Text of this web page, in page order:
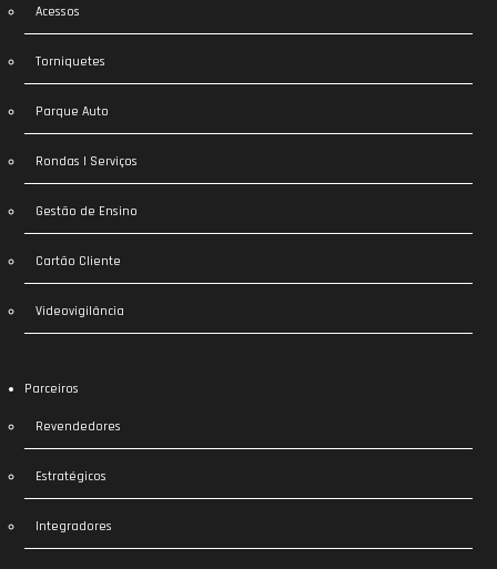
Acessos
Torniquetes
Parque Auto
Rondas | Serviços
Gestão de Ensino
Cartão Cliente
Videovigilância
Parceiros
Revendedores
Estratégicos
Integradores